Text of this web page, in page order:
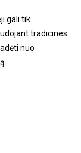
gali tik
tradicines
nuo